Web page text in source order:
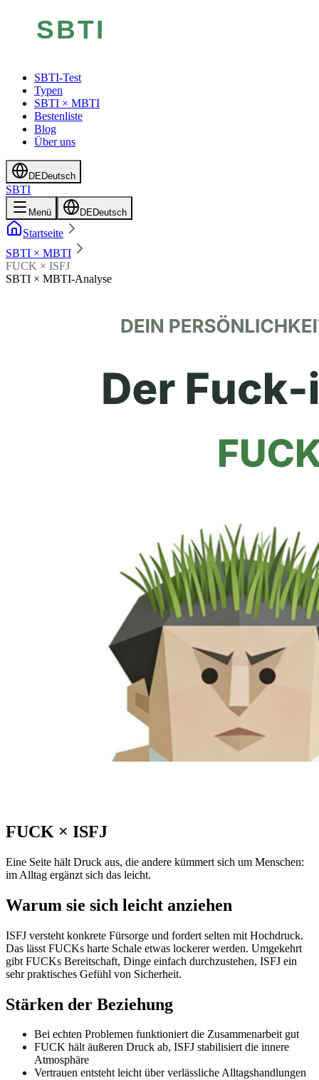
SBTI-Test
Typen
SBTI × MBTI
Bestenliste
Blog
Über uns
DEDeutsch
SBTI
Menü DEDeutsch
Startseite
SBTI × MBTI
FUCK × ISFJ
SBTI × MBTI-Analyse
FUCK × ISFJ
Eine Seite hält Druck aus, die andere kümmert sich um Menschen:
im Alltag ergänzt sich das leicht.
Warum sie sich leicht anziehen
ISFJ versteht konkrete Fürsorge und fordert selten mit Hochdruck.
Das lässt FUCKs harte Schale etwas lockerer werden. Umgekehrt
gibt FUCKs Bereitschaft, Dinge einfach durchzustehen, ISFJ ein
sehr praktisches Gefühl von Sicherheit.
Stärken der Beziehung
Bei echten Problemen funktioniert die Zusammenarbeit gut
FUCK hält äußeren Druck ab, ISFJ stabilisiert die innere
Atmosphäre
Vertrauen entsteht leicht über verlässliche Alltagshandlungen